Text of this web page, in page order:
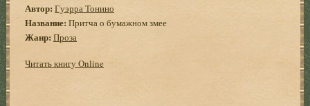
Автор: Гуэрра Тонино
Название: Притча о бумажном змее
Жанр: Проза
Читать книгу Online